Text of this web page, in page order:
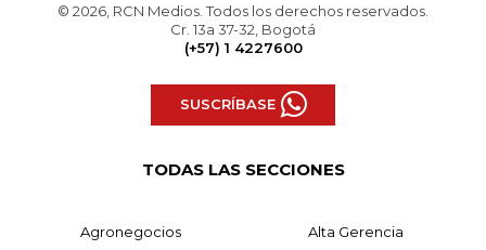
© 2026, RCN Medios. Todos los derechos reservados.
Cr. 13a 37-32, Bogotá
(+57) 1 4227600
SUSCRÍBASE
TODAS LAS SECCIONES
Agronegocios Alta Gerencia